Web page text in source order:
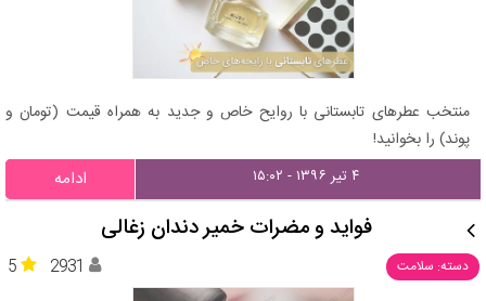
منتخب عطرهای تابستانی با روایح خاص و جدید به همراه قیمت (تومان و
پوند) را بخوانید!
۴ تیر ۱۳۹۶ - ۱۵:۰۲ ادامه
فواید و مضرات خمیر دندان زغالی
دسته: سلامت 5 2931